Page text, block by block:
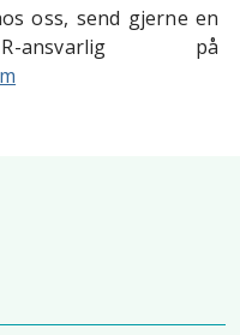
oss, send gjerne en
på